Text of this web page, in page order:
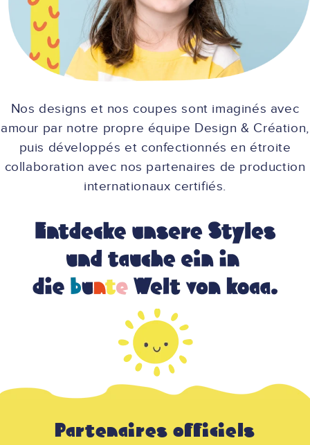
Nos designs et nos coupes sont imaginés avec
amour par notre propre équipe Design & Création,
puis développés et confectionnés en étroite
collaboration avec nos partenaires de production
internationaux certifiés.
Partenaires officiels